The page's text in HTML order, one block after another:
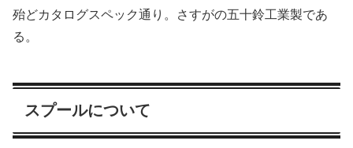
殆どカタログスペック通り。さすがの五十鈴工業製であ
る。
スプールについて